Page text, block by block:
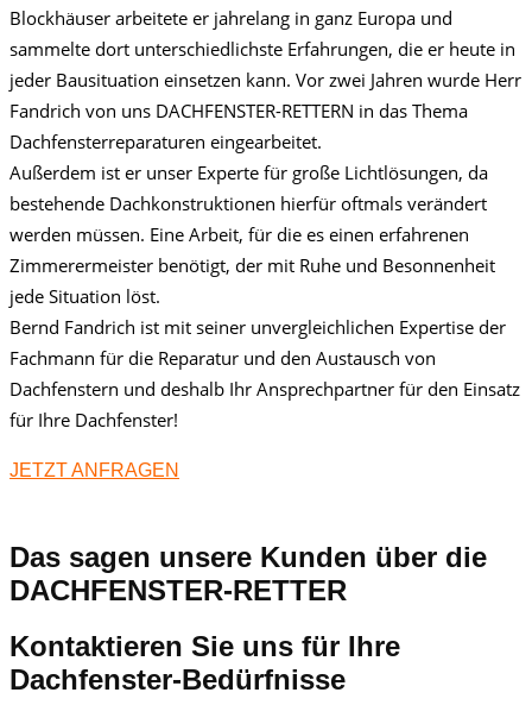
Blockhäuser arbeitete er jahrelang in ganz Europa und
sammelte dort unterschiedlichste Erfahrungen, die er heute in
jeder Bausituation einsetzen kann. Vor zwei Jahren wurde Herr
Fandrich von uns DACHFENSTER-RETTERN in das Thema
Dachfensterreparaturen eingearbeitet.
Außerdem ist er unser Experte für große Lichtlösungen, da
bestehende Dachkonstruktionen hierfür oftmals verändert
werden müssen. Eine Arbeit, für die es einen erfahrenen
Zimmerermeister benötigt, der mit Ruhe und Besonnenheit
jede Situation löst.
Bernd Fandrich ist mit seiner unvergleichlichen Expertise der
Fachmann für die Reparatur und den Austausch von
Dachfenstern und deshalb Ihr Ansprechpartner für den Einsatz
für Ihre Dachfenster!
JETZT ANFRAGEN
Das sagen unsere Kunden über die
DACHFENSTER-RETTER
Kontaktieren Sie uns für Ihre
Dachfenster-Bedürfnisse